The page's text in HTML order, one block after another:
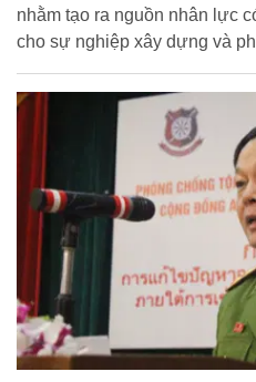
nhằm tạo ra nguồn nhân lực
cho sự nghiệp xây dựng và